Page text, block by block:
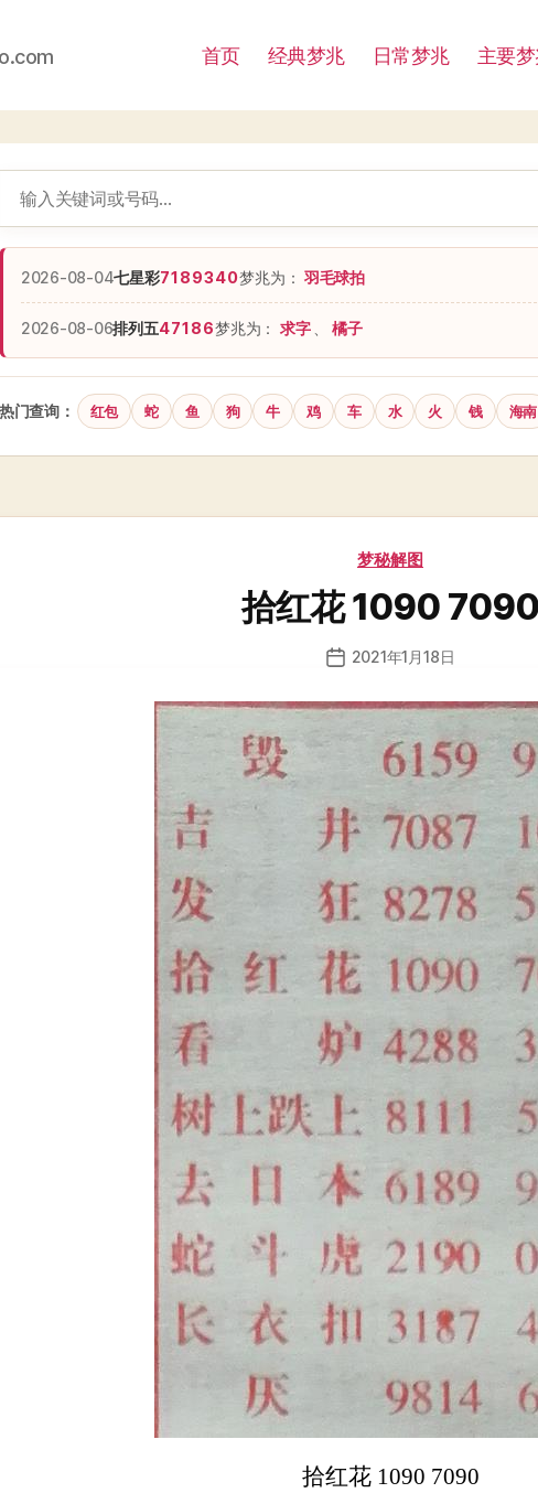
首页 经典梦兆 日常梦兆 主要
2026-08-04七星彩7189340梦兆为：羽毛球拍
2026-08-06排列五47186梦兆为： 求字 橘子
热门查询： 红包 蛇 鱼 狗 牛 鸡 车 水 火 钱 海南
分
梦秘解图
拾红花 1090 7090
发
日
2021年1月18日
拾红花 1090 7090